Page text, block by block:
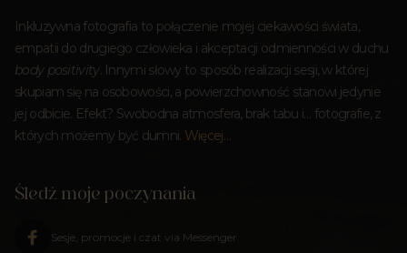
Inkluzywna fotografia to połączenie mojej ciekawości świata,
empatii do drugiego człowieka i akceptacji odmienności w duchu
body positivity. Innymi słowy to sposób realizacji sesji, w której
skupiam się na osobowości, a powierzchowność stanowi jedynie
jej odbicie. Efekt? Swobodna atmosfera, brak tabu i… fotografie, z
których możemy być dumni. Więcej…
Śledź moje poczynania
Sesje, promocje i czat via Messenger